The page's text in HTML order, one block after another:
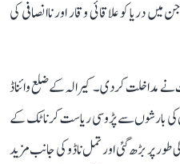
دریا کو علاقائی وقار اور ناانصافی کی
نے مداخلت کر دی۔ کیرالہ کے ضلع وائناڈ
کی بارشوں سے پڑوسی ریاست کرناٹک کے
پر بڑھ گئی اور تمل ناڈو کی جانب مزید